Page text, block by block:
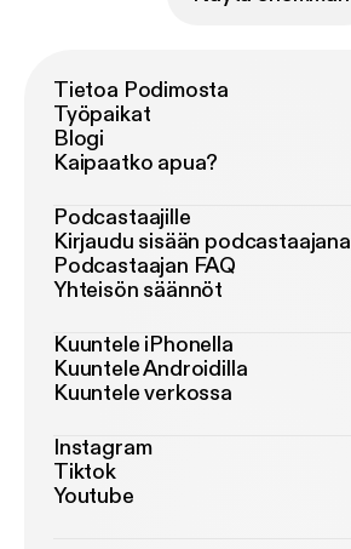
Tietoa Podimosta
Työpaikat
Blogi
Kaipaatko apua?
Podcastaajille
Kirjaudu sisään podcastaajana
Podcastaajan FAQ
Yhteisön säännöt
Kuuntele iPhonella
Kuuntele Androidilla
Kuuntele verkossa
Instagram
Tiktok
Youtube